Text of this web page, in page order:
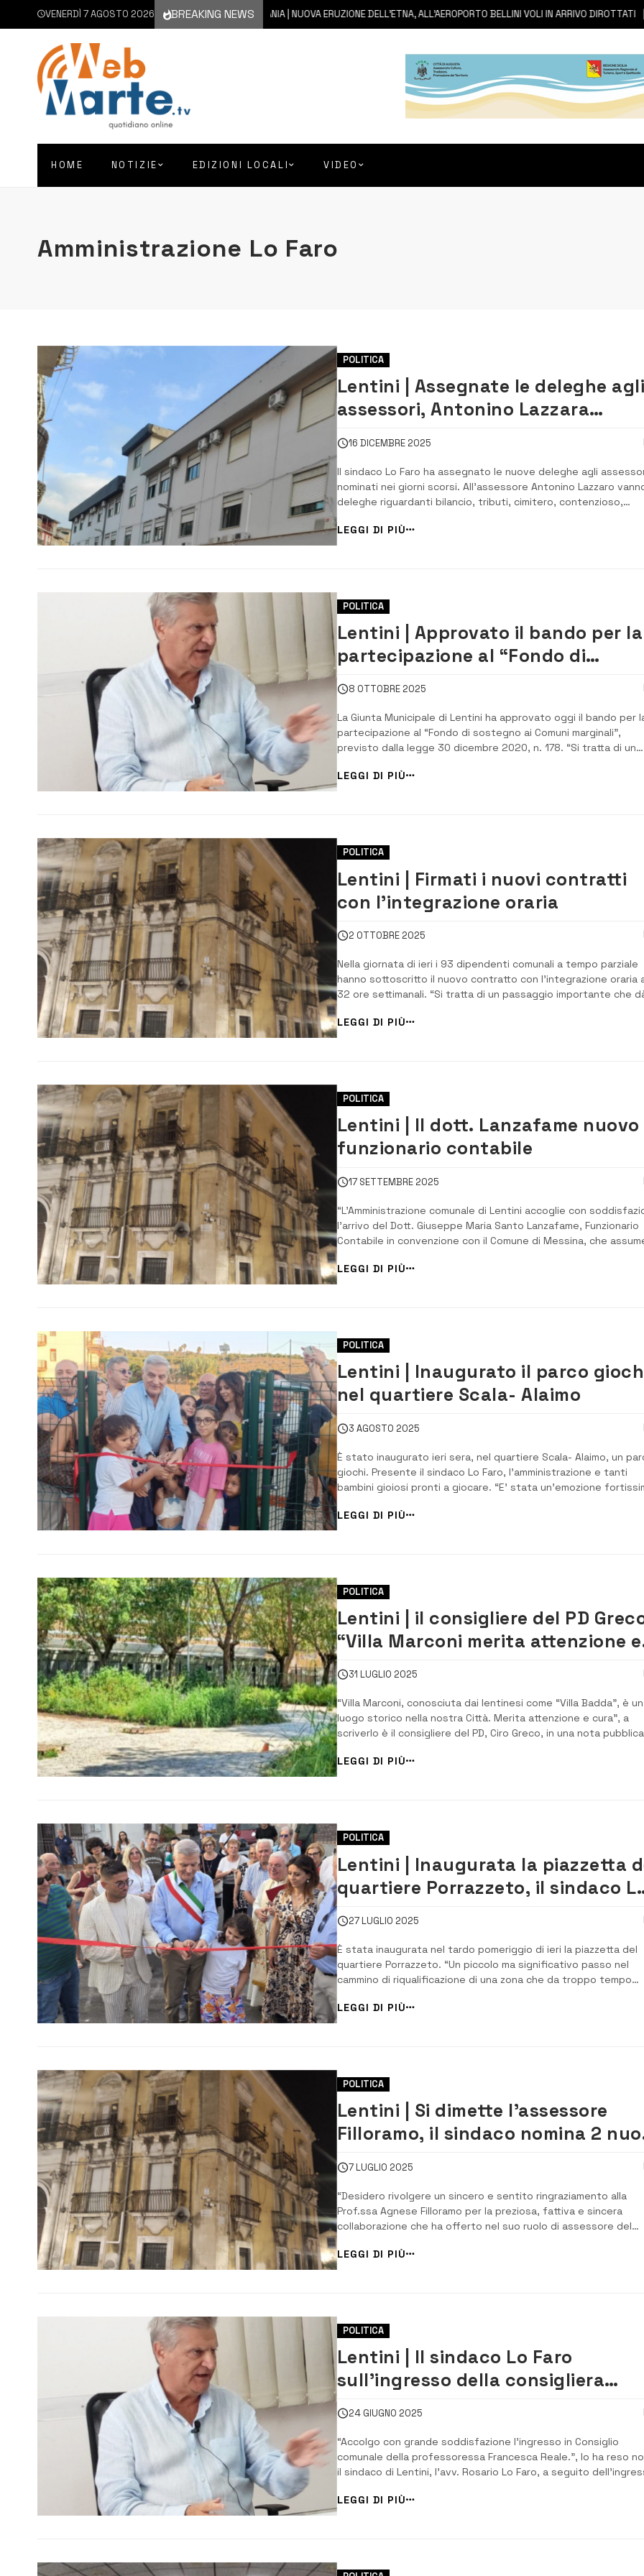
VENERDÌ 7 AGOSTO 2026 BREAKING NEWS
7 AGOSTO 2026 CATANIA | NUOVA ERUZIONE DELL’ETNA, ALL’AEROPORTO BELLINI VOLI IN ARRIVO DIROTTATI 7
HOME NOTIZIE EDIZIONI LOCALI VIDEO
Amministrazione Lo Faro
POLITICA
Lentini | Assegnate le deleghe agli
assessori, Antonino Lazzara
nominato vice sindaco
16 DICEMBRE 2025
Il sindaco Lo Faro ha assegnato le nuove deleghe agli
nominati nei giorni scorsi. All’assessore Antonino Lazzaro
deleghe riguardanti bilancio, tributi, cimitero, contenzioso,
patrimonio e digitalizzazione. All’assessore Febbronio
vanno ecologia e ambiente, servizi demografici, agricoltura e
commercio, artigianato,...
LEGGI DI PIÙ
POLITICA
Lentini | Approvato il bando per la
partecipazione al “Fondo di
sostegno ai Comuni marginali”
8 OTTOBRE 2025
La Giunta Municipale di Lentini ha approvato oggi il bando per
partecipazione al “Fondo di sostegno ai Comuni marginali”,
previsto dalla legge 30 dicembre 2020, n. 178. “Si tratta di un
rilancio del territorio e per la valorizzazione delle aree più fragili,
LEGGI DI PIÙ
POLITICA
Lentini | Firmati i nuovi contratti
con l’integrazione oraria
2 OTTOBRE 2025
Nella giornata di ieri i 93 dipendenti comunali a tempo parziale
hanno sottoscritto il nuovo contratto con l’integrazione oraria
32 ore settimanali. “Si tratta di un passaggio importante che
concreta attuazione a quanto annunciato nella riunione del 29
settembre con tutti i dipendenti, prevedendo un’integrazione
dell’orario sino al ...
LEGGI DI PIÙ
POLITICA
Lentini | Il dott. Lanzafame nuovo
funzionario contabile
17 SETTEMBRE 2025
“L’Amministrazione comunale di Lentini accoglie con
l’arrivo del Dott. Giuseppe Maria Santo Lanzafame, Funzionario
Contabile in convenzione con il Comune di Messina, che
la responsabilità organizzativa del 5° Settore “Economico-
finanziario e CED – Tributi””, ad annunciarlo è l’amministrazione
Faro at...
LEGGI DI PIÙ
POLITICA
Lentini | Inaugurato il parco
nel quartiere Scala- Alaimo
3 AGOSTO 2025
È stato inaugurato ieri sera, nel quartiere Scala- Alaimo, un
giochi. Presente il sindaco Lo Faro, l’amministrazione e tanti
bambini gioiosi pronti a giocare. “E’ stata un’emozione
Occhi che brillano, corse leggere, risate che riempiono l’aria. Si
tratta di un’opera semplice, forse, ma capace di generare
qualcosa di straordin...
LEGGI DI PIÙ
POLITICA
Lentini | il consigliere del PD
“Villa Marconi merita attenzione e
cura”
31 LUGLIO 2025
“Villa Marconi, conosciuta dai lentinesi come “Villa Badda”, è un
luogo storico nella nostra Città. Merita attenzione e cura”, a
scriverlo è il consigliere del PD, Ciro Greco, in una nota
sul suo profilo social ufficiale. “Allo stato il cantiere di
ristrutturazione finanziato con i fondi del PNRR è
chiuso e la situa...
LEGGI DI PIÙ
POLITICA
Lentini | Inaugurata la piazzetta
quartiere Porrazzeto, il sindaco
Faro: “Un passo alla volta, per
aprire davvero una nuova pagina”
27 LUGLIO 2025
È stata inaugurata nel tardo pomeriggio di ieri la piazzetta del
quartiere Porrazzeto. “Un piccolo ma significativo passo nel
cammino di riqualificazione di una zona che da troppo tempo
abbiamo fatto con chi ogni giorno vive questo luogo: con i
residenti, con le […]...
LEGGI DI PIÙ
POLITICA
Lentini | Si dimette l’assessore
Filloramo, il sindaco nomina 2
assessori
7 LUGLIO 2025
“Desidero rivolgere un sincero e sentito ringraziamento alla
Prof.ssa Agnese Filloramo per la preziosa, fattiva e sincera
collaborazione che ha offerto nel suo ruolo di assessore del
Comune di Lentini”, a scrivere è il sindaco di Lentini, l’avv.
Lo Faro in merito alle dimissioni della prof.ssa Filloramo come
assessore. “La sua competen...
LEGGI DI PIÙ
POLITICA
Lentini | Il sindaco Lo Faro
sull’ingresso della consigliera
Reale: “Valore aggiunto per
assise consiliare”
24 GIUGNO 2025
“Accolgo con grande soddisfazione l’ingresso in Consiglio
comunale della professoressa Francesca Reale.”, lo ha reso
il sindaco di Lentini, l’avv. Rosario Lo Faro, a seguito
nella maggioranza consiliare segna anche l’entrata a pieno
LEGGI DI PIÙ